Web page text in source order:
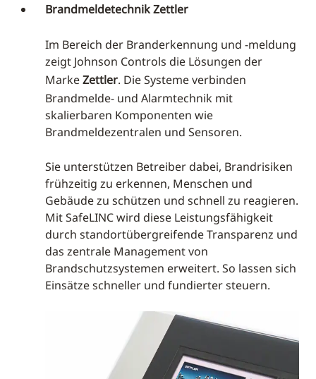
Brandmeldetechnik Zettler
Im Bereich der Branderkennung und -meldung
zeigt Johnson Controls die Lösungen der
MarkeZettler. Die Systeme verbinden
Brandmelde- und Alarmtechnik mit
skalierbaren Komponenten wie
Brandmeldezentralen und Sensoren.
Sie unterstützen Betreiber dabei, Brandrisiken
frühzeitig zu erkennen, Menschen und
Gebäude zu schützen und schnell zu reagieren.
Mit SafeLINC wird diese Leistungsfähigkeit
durch standortübergreifende Transparenz und
das zentrale Management von
Brandschutzsystemen erweitert. So lassen sich
Einsätze schneller und fundierter steuern.